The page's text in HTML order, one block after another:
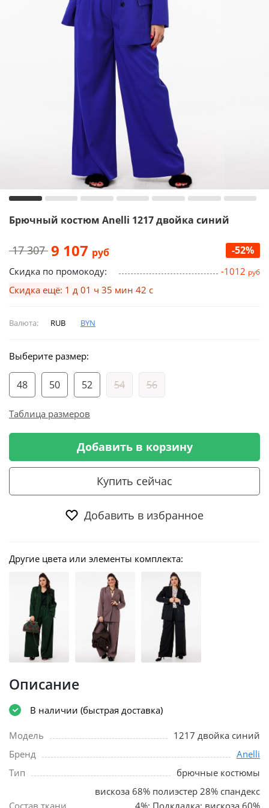
Брючный костюм Anelli 1217 двойка синий
17 307 9 107 руб -52%
Скидка по промокоду: -1012 руб
Скидка ещё: 1 д 01 ч 35 мин 41 с
Валюта: RUB BYN
Выберите размер:
48 50 52 54 56
Таблица размеров
Добавить в корзину
Купить сейчас
Добавить в избранное
Другие цвета или элементы комплекта:
Описание
В наличии (быстрая доставка)
Модель
1217 двойка синий
Бренд
Anelli
Тип
брючные костюмы
вискоза 68% полиэстер 28% спандекс